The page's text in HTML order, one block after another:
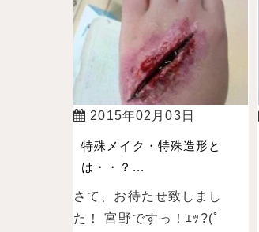
2015年02月03日
特殊メイク・特殊造形と
は・・？...
さて、お待たせ致しまし
た！ 宮野ですっ！ｴｯ?(ﾟ